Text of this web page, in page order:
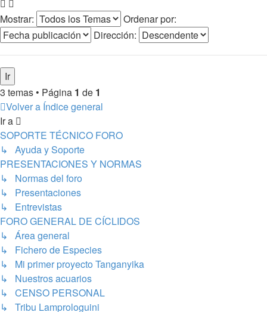
Mostrar:
Ordenar por:
Dirección:
3 temas • Página 1 de 1
Volver a Índice general
Ir a
SOPORTE TÉCNICO FORO
↳ Ayuda y Soporte
PRESENTACIONES Y NORMAS
↳ Normas del foro
↳ Presentaciones
↳ Entrevistas
FORO GENERAL DE CÍCLIDOS
↳ Área general
↳ Fichero de Especies
↳ Mi primer proyecto Tanganyika
↳ Nuestros acuarios
↳ CENSO PERSONAL
↳ Tribu Lamprologuini